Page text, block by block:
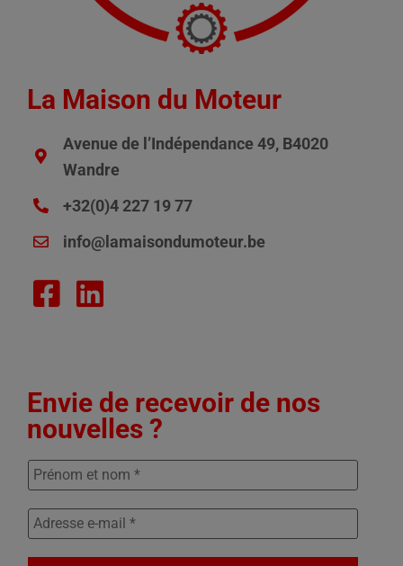
La Maison du Moteur
Avenue de l’Indépendance 49, B4020
Wandre
+32(0)4 227 19 77
info@lamaisondumoteur.be
Envie de recevoir de nos
nouvelles ?